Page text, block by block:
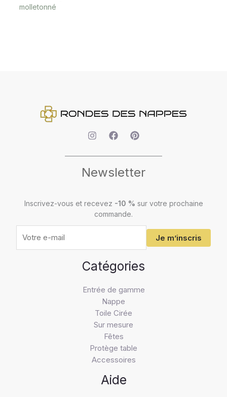
molletonné
Newsletter
Inscrivez-vous et recevez -10 % sur votre prochaine
commande.
mail
Je m’inscris
Catégories
Entrée de gamme
Nappe
Toile Cirée
Sur mesure
Fêtes
Protège table
Accessoires
Aide